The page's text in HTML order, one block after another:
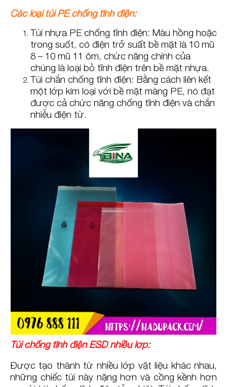
Các loại túi PE chống tĩnh điện:
Túi nhựa PE chống tĩnh điện: Màu hồng hoặc
trong suốt, có điện trở suất bề mặt là 10 mũ
8 – 10 mũ 11 ôm, chức năng chính của
chúng là loại bỏ tĩnh điện trên bề mặt nhựa.
Túi chắn chống tĩnh điện: Bằng cách liên kết
một lớp kim loại với bề mặt màng PE, nó đạt
được cả chức năng chống tĩnh điện và chắn
nhiễu điện từ.
Túi chống tĩnh điện ESD nhiều lớp:
Được tạo thành từ nhiều lớp vật liệu khác nhau,
những chiếc túi này nặng hơn và cồng kềnh hơn